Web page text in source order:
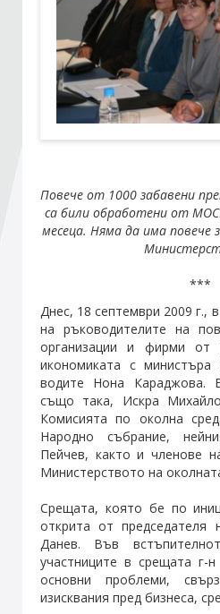
Арбитражен съд
Проекти
Членове
Повече от 1000 забавени
са били обработени от
месеца. Няма да има повече
***
Днес, 18 септември 2009 г.,
на ръководителите на
организации и фирми от
икономиката с
водите Нона Караджова.
също така, Искра
Комисията по околна
Народно събрание,
Пейчев, както и членове
Министерството на
Срещата, която бе по
открита от председателя
Данев. Във
участниците в срещата г-
основни проблеми,
изисквания пред бизнеса,